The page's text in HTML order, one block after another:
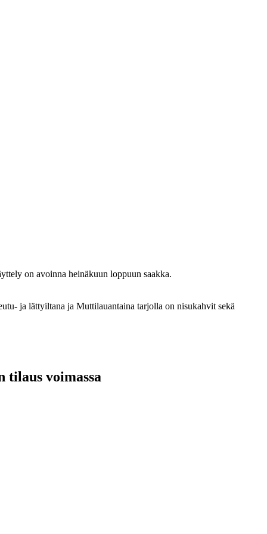
on avoinna heinäkuun loppuun saakka.
ja lättyiltana ja Muttilauantaina tarjolla on nisukahvit sekä
tilaus voimassa